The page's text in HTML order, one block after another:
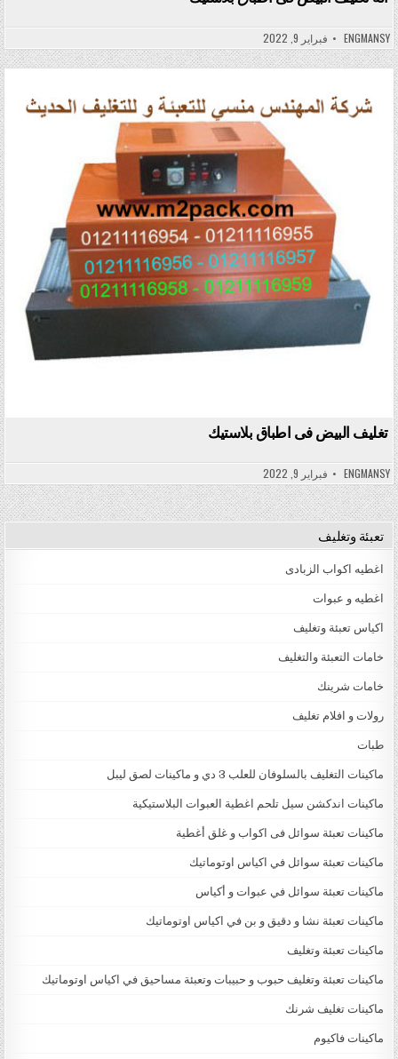
ENGMANSY فبراير 9, 2022
Posted in
تغليف البيض فى اطباق بلاستيك
ENGMANSY فبراير 9, 2022
تعبئة وتغليف
اغطيه اكواب الزبادى
اغطيه و عبوات
اكياس تعبئة وتغليف
خامات التعبئة والتغليف
خامات شرينك
رولات و افلام تغليف
طبات
ماكينات التغليف بالسلوفان للعلب 3 دي و ماكينات لصق ليبل
ماكينات اندكشن سيل تلحم اغطية العبوات البلاستيكية
ماكينات تعبئة سوائل فى اكواب و غلق أغطية
ماكينات تعبئة سوائل في اكياس اوتوماتيك
ماكينات تعبئة سوائل في عبوات و أكياس
ماكينات تعبئة نشا و دقيق و بن في اكياس اوتوماتيك
ماكينات تعبئة وتغليف
ماكينات تعبئة وتغليف حبوب و حبيبات وتعبئة مساحيق في اكياس اوتوماتيك
ماكينات تغليف شرنك
ماكينات فاكيوم